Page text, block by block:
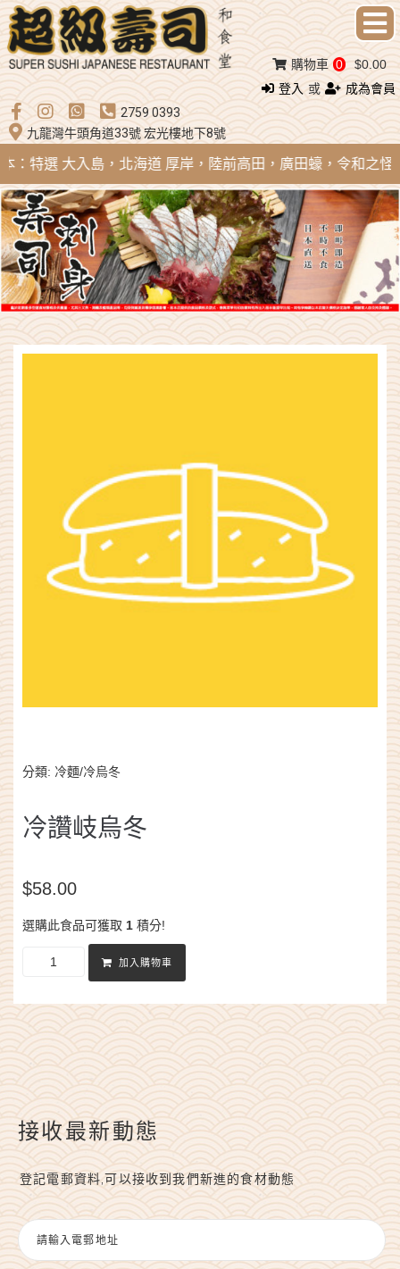
登入 或
成為會員
2759 0393
九龍灣牛頭角道33號 宏光樓地下8號
購物車 0 $0.00
：特選 大入島，北海道 厚岸，陸前高田，廣田蠔，令和之
分類: 冷麵/冷烏冬
冷讚岐烏冬
$58.00
選購此食品可獲取 1 積分!
加入購物車
接收最新動態
登記電郵資料,可以接收到我們新進的食材動態